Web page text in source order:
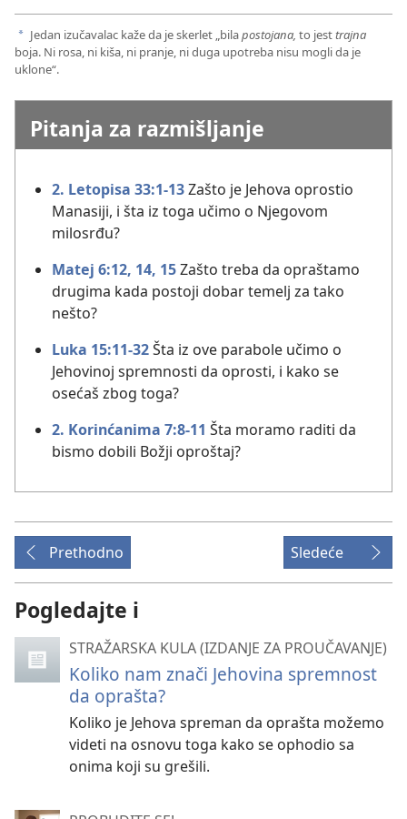
a Jedan izučavalac kaže da je skerlet „bilapostojana, to jesttrajna
boja. Ni rosa, ni kiša, ni pranje, ni duga upotreba nisu mogli da je
uklone“.
Pitanja za razmišljanje
2. Letopisa 33:1-13Zašto je Jehova oprostio
Manasiji, i šta iz toga učimo o Njegovom
milosrđu?
Matej 6:12, 14, 15Zašto treba da opraštamo
drugima kada postoji dobar temelj za tako
nešto?
Luka 15:11-32Šta iz ove parabole učimo o
Jehovinoj spremnosti da oprosti, i kako se
osećaš zbog toga?
2. Korinćanima 7:8-11 Šta moramo raditi da
bismo dobili Božji oproštaj?
Prethodno Sledeće
Pogledajte i
STRAŽARSKA KULA (IZDANJE ZA PROUČAVANJE)
Koliko nam znači Jehovina spremnost
da oprašta?
Koliko je Jehova spreman da oprašta možemo
videti na osnovu toga kako se ophodio sa
onima koji su grešili.